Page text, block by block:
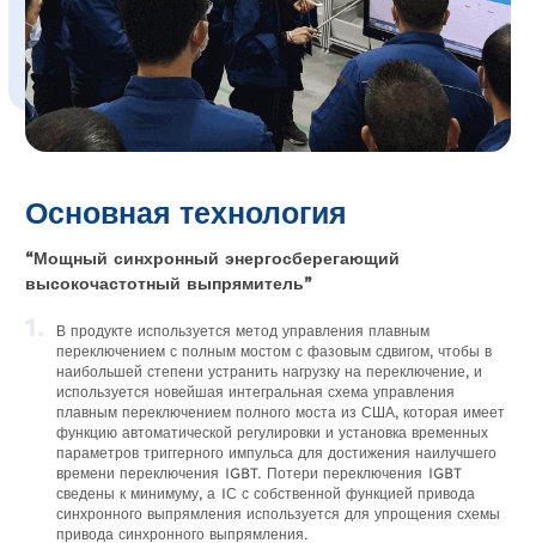
Основная технология
“Мощный синхронный энергосберегающий
высокочастотный выпрямитель”
1.
В продукте используется метод управления плавным
переключением с полным мостом с фазовым сдвигом, чтобы в
наибольшей степени устранить нагрузку на переключение, и
используется новейшая интегральная схема управления
плавным переключением полного моста из США, которая имеет
функцию автоматической регулировки и установка временных
параметров триггерного импульса для достижения наилучшего
времени переключения IGBT. Потери переключения IGBT
сведены к минимуму, а IС с собственной функцией привода
синхронного выпрямления используется для упрощения схемы
привода синхронного выпрямления.